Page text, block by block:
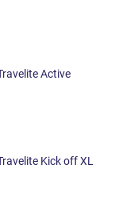
Active
Kick off XL